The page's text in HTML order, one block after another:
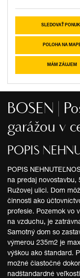
SLEDOVAŤ
POLOHA NA
MÁM ZÁUJEM
BOSEN |
garážou v
POPIS
POPIS
na predaj novostavbu,
Ružovej ulici. Dom
činnosti ako
profesie. Pozemok vo
na vzduchu, je
Samotný dom so
výmerou 235m2 je
výškou ako štandard.
možné čiastočné
nadštandardné